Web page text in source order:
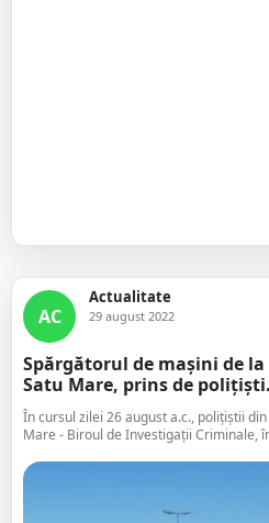
AC
Actualitate
29 august 2022
Spărgătorul de mașini de
Satu Mare, prins de
În cursul zilei 26 august a.c., polițiștii
Mare - Biroul de Investigații Criminale,